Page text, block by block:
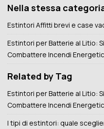
Nella stessa
Estintori Affitti brevi e case
Estintori per Batterie al Litio:
Combattere Incendi
Related by Tag
Estintori per Batterie al Litio:
Combattere Incendi
I tipi di estintori: quale